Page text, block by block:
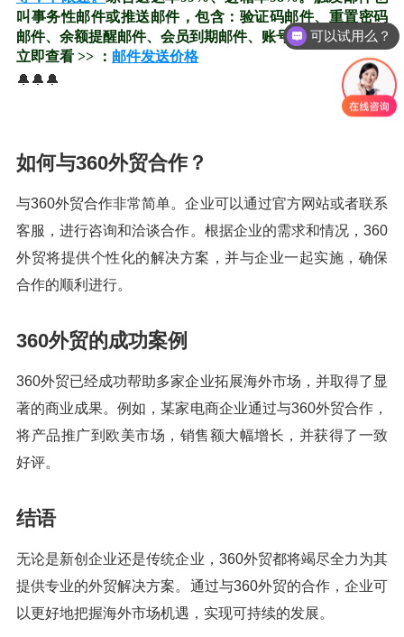
叫事务性邮件或推送邮件，包含：验证码邮件、重置密码
邮件、余额提醒邮件、会员到期邮件、账号认证邮件等！
立即查看 >> ： 邮件发送价格
🔔🔔🔔
如何与360外贸合作？
与360外贸合作非常简单。企业可以通过官方网站或者联系
客服，进行咨询和洽谈合作。根据企业的需求和情况，360
外贸将提供个性化的解决方案，并与企业一起实施，确保
合作的顺利进行。
360外贸的成功案例
360外贸已经成功帮助多家企业拓展海外市场，并取得了显
著的商业成果。例如，某家电商企业通过与360外贸合作，
将产品推广到欧美市场，销售额大幅增长，并获得了一致
好评。
结语
无论是新创企业还是传统企业，360外贸都将竭尽全力为其
提供专业的外贸解决方案。通过与360外贸的合作，企业可
以更好地把握海外市场机遇，实现可持续的发展。
可以试用么？